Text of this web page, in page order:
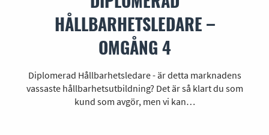
HÅLLBARHETSLEDARE –
OMGÅNG 4
Diplomerad Hållbarhetsledare - är detta marknadens
vassaste hållbarhetsutbildning? Det är så klart du som
kund som avgör, men vi kan…